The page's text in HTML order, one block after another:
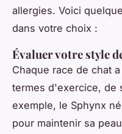
allergies. Voici
dans votre choix :
Évaluer votre style
Chaque race de chat
termes d'exercice, de
exemple, le Sphynx
pour maintenir sa